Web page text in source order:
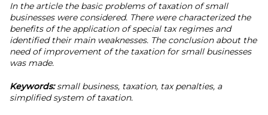
In the article the basic problems of taxation of small
businesses were considered. There were characterized the
benefits of the application of special tax regimes and
identified their main weaknesses. The conclusion about the
need of improvement of the taxation for small businesses
was made.
Keywords:small business, taxation, tax penalties, a
simplified system of taxation.